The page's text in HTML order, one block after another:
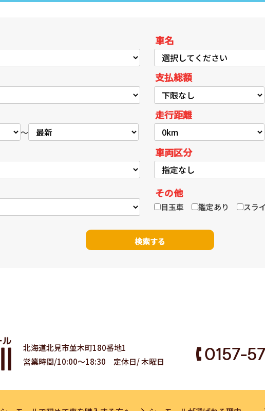
車名
支払総額
～
走行距離
車両区分
その他
目玉車 鑑定あり スラ
北海道北見市並木町180番地1
営業時間/10:00～18:30 定休日/ 木曜日
0157-